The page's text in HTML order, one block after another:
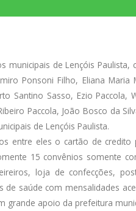
de Lençóis
Ponsoni Filho, Eliana Maria
Santino Sasso, Ezio
Paccola, João Bosco da
de Lençóis Paulista.
entre eles o cartão de
15 convênios somente
loja de confecções,
saúde com mensalidades
grande apoio da prefeitura